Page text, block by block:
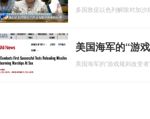
多国敦促以色列解除对加沙
美国海军的“游
美国海军的“游戏规则改变者